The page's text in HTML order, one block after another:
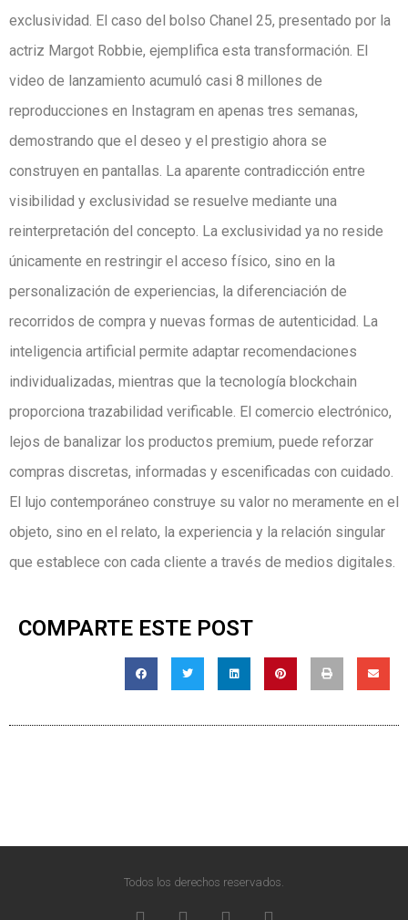
exclusividad. El caso del bolso Chanel 25, presentado por la
actriz Margot Robbie, ejemplifica esta transformación. El
video de lanzamiento acumuló casi 8 millones de
reproducciones en Instagram en apenas tres semanas,
demostrando que el deseo y el prestigio ahora se
construyen en pantallas. La aparente contradicción entre
visibilidad y exclusividad se resuelve mediante una
reinterpretación del concepto. La exclusividad ya no reside
únicamente en restringir el acceso físico, sino en la
personalización de experiencias, la diferenciación de
recorridos de compra y nuevas formas de autenticidad. La
inteligencia artificial permite adaptar recomendaciones
individualizadas, mientras que la tecnología blockchain
proporciona trazabilidad verificable. El comercio electrónico,
lejos de banalizar los productos premium, puede reforzar
compras discretas, informadas y escenificadas con cuidado.
El lujo contemporáneo construye su valor no meramente en el
objeto, sino en el relato, la experiencia y la relación singular
que establece con cada cliente a través de medios digitales.
COMPARTE ESTE POST
Todos los derechos reservados.